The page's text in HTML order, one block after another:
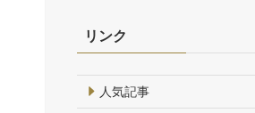
リンク
人気記事